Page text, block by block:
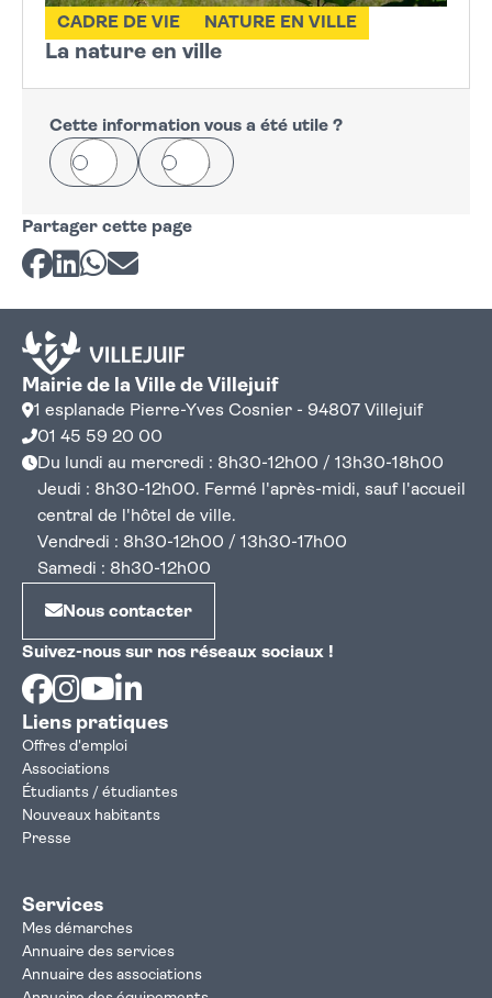
La nature en ville
CADRE DE VIE NATURE EN VILLE
Cette information vous a été utile ?
Oui Non
Partager cette page
Partager sur Facebook
Partager sur LinkedIn
Partager sur Whatsapp
Partager par courriel
Mairie de la Ville de Villejuif
1 esplanade Pierre-Yves Cosnier - 94807 Villejuif
01 45 59 20 00
Du lundi au mercredi : 8h30-12h00 / 13h30-18h00
Jeudi : 8h30-12h00. Fermé l'après-midi, sauf l'accueil
central de l'hôtel de ville.
Vendredi : 8h30-12h00 / 13h30-17h00
Samedi : 8h30-12h00
Nous contacter
Suivez-nous sur nos réseaux sociaux !
Facebook
Instagram
Youtube
Liens pratiques
Offres d'emploi
Associations
Étudiants / étudiantes
Nouveaux habitants
Presse
Services
Mes démarches
Annuaire des services
Annuaire des associations